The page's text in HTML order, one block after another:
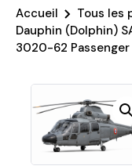
Accueil Tous les
Dauphin (Dolphin)
3020-62